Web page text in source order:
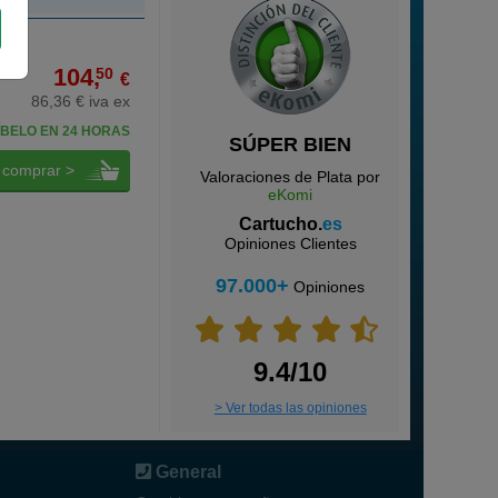
SÚPER BIEN
Valoraciones de Plata por
eKomi
Cartucho.es
Opiniones Clientes
97.000+ Opiniones
9.4/10
> Ver todas las opiniones
104,50 €
86,36 € iva ex
EN 24 HORAS
comprar >
General